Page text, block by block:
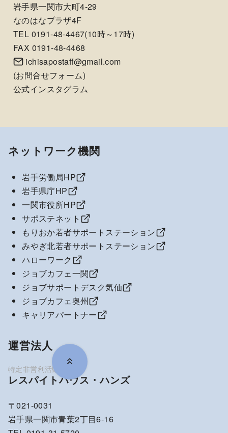
岩手県一関市大町4-29
なのはなプラザ4F
TEL 0191-48-4467(10時～17時)
FAX 0191-48-4468
ichisapostaff@gmail.com
(お問合せフォーム)
公式インスタグラム
ネットワーク機関
岩手労働局HP
岩手県庁HP
一関市役所HP
サポステネット
もりおか若者サポートステーション
みやぎ北若者サポートステーション
ハローワーク
ジョブカフェ一関
ジョブサポートデスク気仙
ジョブカフェ奥州
キャリアパートナー
運営法人
レスパイトハウス・ハンズ
〒021-0031
岩手県一関市青葉2丁目6-16